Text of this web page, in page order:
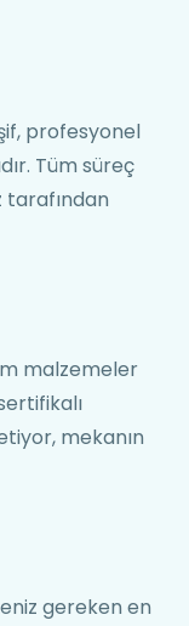
profesyonel
Tüm süreç
malzemeler
mekanın
gereken en